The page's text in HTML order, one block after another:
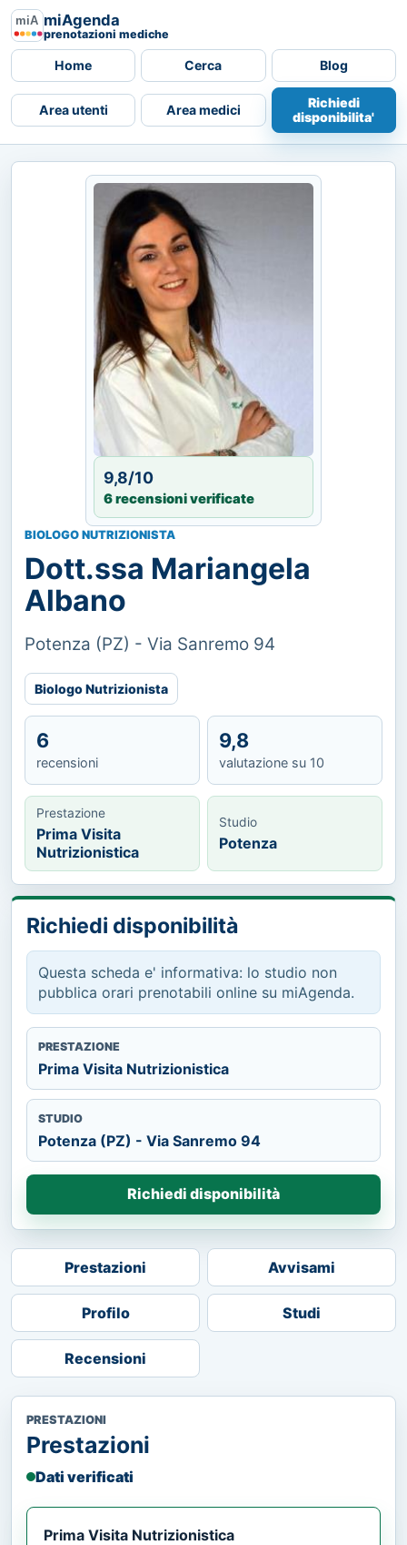
miAgenda
prenotazioni mediche
Home Cerca Blog
Area utenti Area medici
Richiedi
disponibilita'
9,8/10
6 recensioni verificate
BIOLOGO NUTRIZIONISTA
Dott.ssa Mariangela
Albano
Potenza (PZ) - Via Sanremo 94
Biologo Nutrizionista
6
recensioni
9,8
valutazione su 10
Prestazione
Prima Visita
Nutrizionistica
Studio
Potenza
Richiedi disponibilità
Questa scheda e' informativa: lo studio non
pubblica orari prenotabili online su miAgenda.
PRESTAZIONE
Prima Visita Nutrizionistica
STUDIO
Potenza (PZ) - Via Sanremo 94
Richiedi disponibilità
Prestazioni Avvisami
Profilo Studi
Recensioni
PRESTAZIONI
Prestazioni
Dati verificati
Prima Visita Nutrizionistica